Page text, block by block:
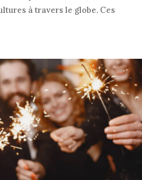
à travers le globe. Ces